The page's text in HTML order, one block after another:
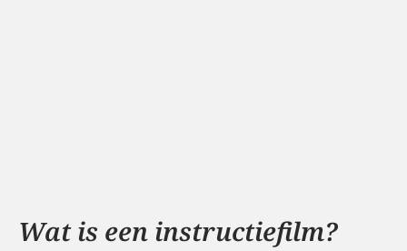
Wat is een instructiefilm?